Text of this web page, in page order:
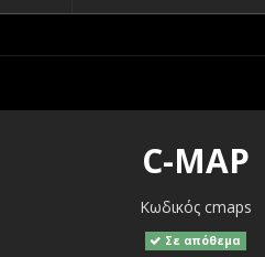
C-MAP
Κωδικός cmaps
Σε απόθεμα